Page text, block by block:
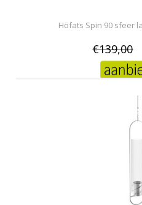
Höfats Spin 90 sfeer
€139,00